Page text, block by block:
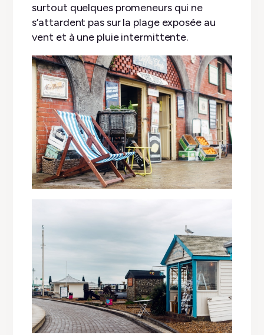
surtout quelques promeneurs qui ne
s’attardent pas sur la plage exposée au
vent et à une pluie intermittente.